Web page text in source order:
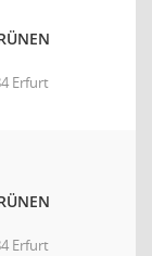
Erfurt
Erfurt